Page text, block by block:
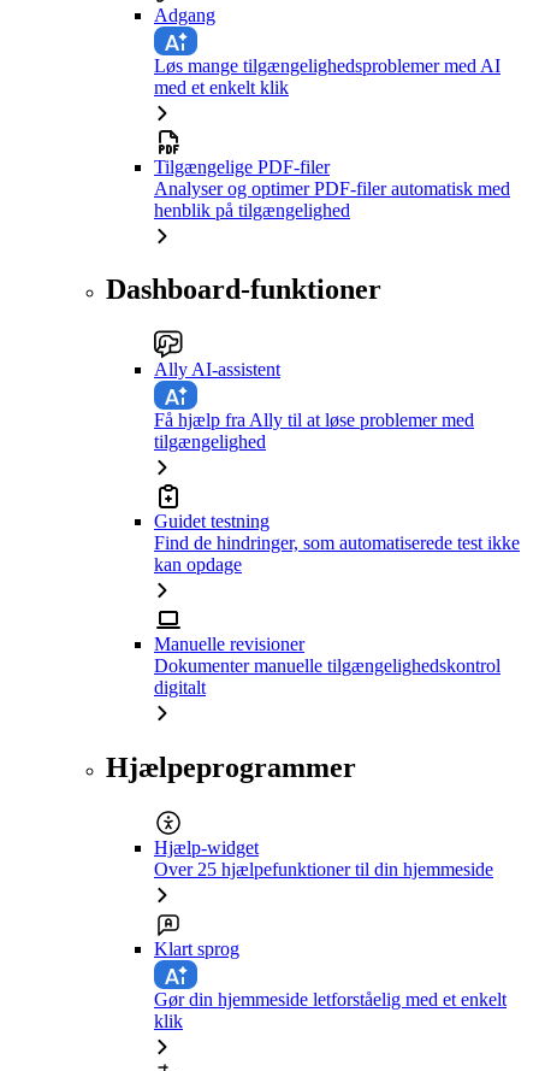
Adgang
Løs mange tilgængelighedsproblemer med AI
med et enkelt klik
Tilgængelige PDF-filer
Analyser og optimer PDF-filer automatisk med
henblik på tilgængelighed
Dashboard-funktioner
Ally AI-assistent
Få hjælp fra Ally til at løse problemer med
tilgængelighed
Guidet testning
Find de hindringer, som automatiserede test ikke
kan opdage
Manuelle revisioner
Dokumenter manuelle tilgængelighedskontrol
digitalt
Hjælpeprogrammer
Hjælp-widget
Over 25 hjælpefunktioner til din hjemmeside
Klart sprog
Gør din hjemmeside letforståelig med et enkelt
klik